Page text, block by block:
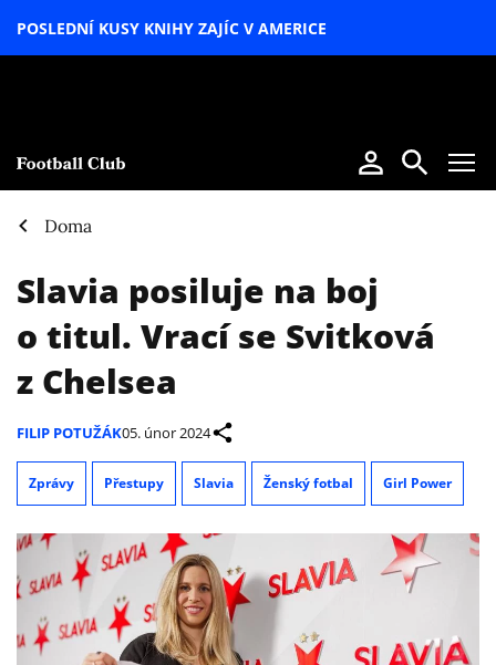
POSLEDNÍ KUSY KNIHY ZAJÍC V AMERICE
Doma
Slavia posiluje na boj
o titul. Vrací se Svitková
z Chelsea
FILIP POTUŽÁK05. únor 2024
Zprávy Přestupy Slavia Ženský fotbal Girl Power